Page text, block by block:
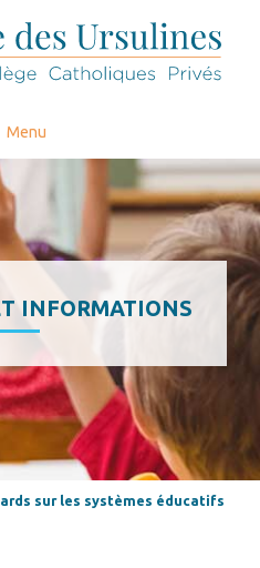
Menu
INFORMATIONS
sur les systèmes éducatifs